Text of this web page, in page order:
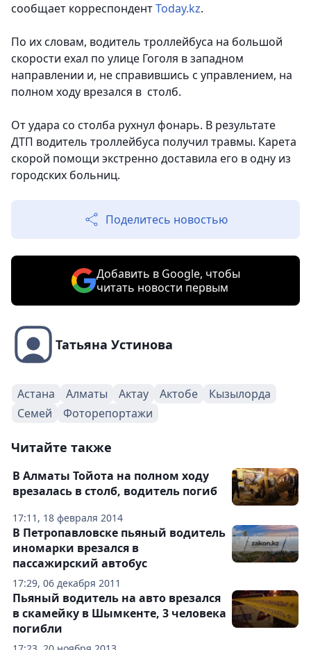
сообщает корреспондентToday.kz.
По их словам, водитель троллейбуса на большой
скорости ехал по улице Гоголя в западном
направлении и, не справившись с управлением, на
полном ходу врезался в столб.
От удара со столба рухнул фонарь. В результате
ДТП водитель троллейбуса получил травмы. Карета
скорой помощи экстренно доставила его в одну из
городских больниц.
Поделитесь новостью
Добавить в Google, чтобы
читать новости первым
Татьяна Устинова
Астана Алматы Актау Актобе
Кызылорда
Семей
Фоторепортажи
Читайте также
17:11, 18 февраля 2014
В Алматы Тойота на полном ходу
врезалась в столб, водитель погиб
17:29, 06 декабря 2011
В Петропавловске пьяный водитель
иномарки врезался в
пассажирский автобус
Пьяный водитель на авто врезался
в скамейку в Шымкенте, 3 человека
погибли